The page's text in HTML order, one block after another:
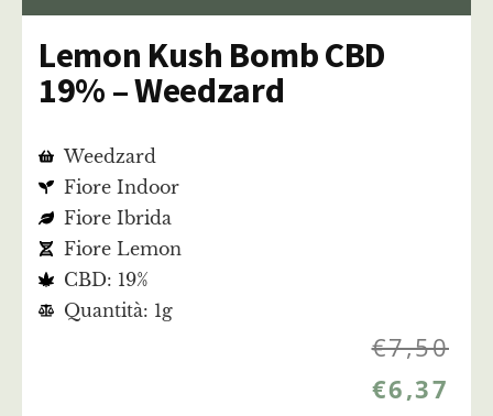
Lemon Kush Bomb CBD
19% – Weedzard
Weedzard
Fiore Indoor
Fiore Ibrida
Fiore Lemon
CBD: 19%
Quantità: 1g
€7,50
€6,37